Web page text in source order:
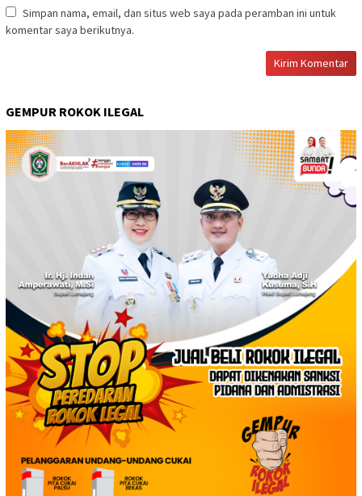
Simpan nama, email, dan situs web saya pada peramban ini untuk
komentar saya berikutnya.
GEMPUR ROKOK ILEGAL